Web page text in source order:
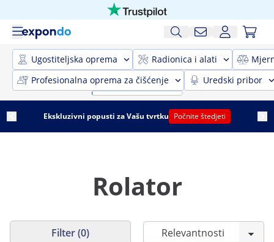
Ugostiteljska oprema Radionica i alati
Profesionalna oprema za čišćenje
Uredski pribor
Ekskluzivni popusti za Vašu tvrtku Počnite štedjeti
Rolator
Filter (0)